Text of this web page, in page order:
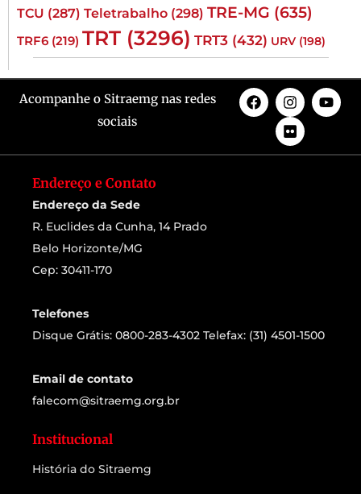
TCU (287) Teletrabalho (298) TRE-MG (635)
TRF6 (219) TRT (3296) TRT3 (432) URV (198)
Acompanhe o Sitraemg nas redes
sociais
Endereço e Contato
Endereço da Sede
R. Euclides da Cunha, 14 Prado
Belo Horizonte/MG
Cep: 30411-170
Telefones
Disque Grátis: 0800-283-4302 Telefax: (31) 4501-1500
Email de contato
falecom@sitraemg.org.br
Institucional
História do Sitraemg